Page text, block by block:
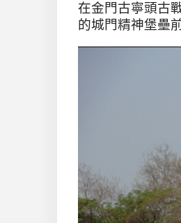
在金門古寧頭古
的城門精神堡壘